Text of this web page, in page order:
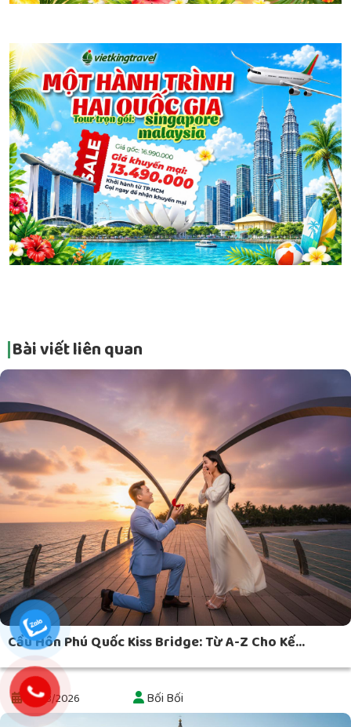
Bài viết liên quan
Cầu Hôn Phú Quốc Kiss Bridge: Từ A-Z Cho Kế...
23/03/2026 Bối Bối